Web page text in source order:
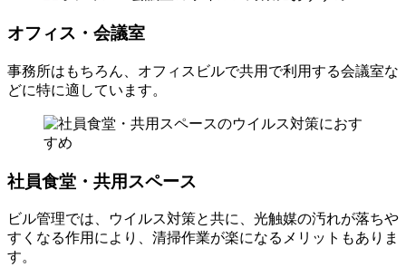
オフィス・会議室
事務所はもちろん、オフィスビルで共用で利用する会議室な
どに特に適しています。
社員食堂・共用スペース
ビル管理では、ウイルス対策と共に、光触媒の汚れが落ちや
すくなる作用により、清掃作業が楽になるメリットもありま
す。